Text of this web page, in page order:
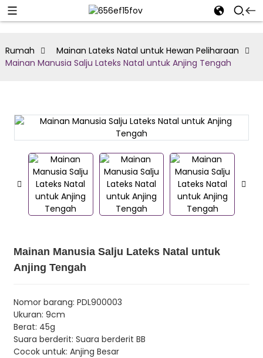
Rumah
Mainan Lateks Natal untuk Hewan Peliharaan
Mainan Manusia Salju Lateks Natal untuk Anjing Tengah
Mainan Manusia Salju Lateks Natal untuk
Anjing Tengah
Nomor barang: PDL900003
Ukuran: 9cm
Berat: 45g
Suara berderit: Suara berderit BB
Cocok untuk: Anjing Besar